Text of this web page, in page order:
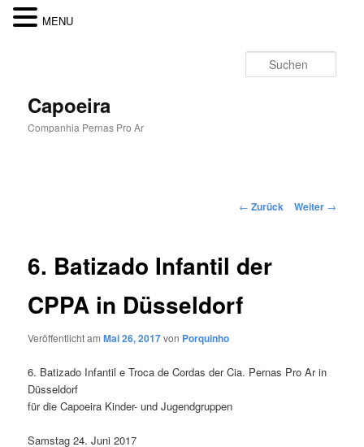
Capoeira
Companhia Pernas Pro Ar
Beitragsnavigation
← Zurück Weiter →
6. Batizado Infantil der
CPPA in Düsseldorf
Veröffentlicht amMai 26, 2017von Porquinho
6. Batizado Infantil e Troca de Cordas der Cia. Pernas Pro Ar in
Düsseldorf
für die Capoeira Kinder- und Jugendgruppen
Samstag 24. Juni 2017
MENU